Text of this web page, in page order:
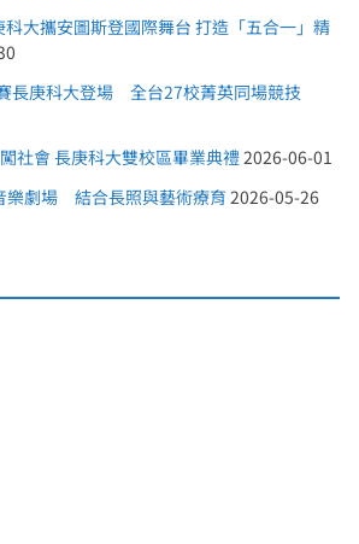
大攜安圖斯登國際舞台 打造「五合一」精
長庚科大登場 全台27校菁英同場競技
社會 長庚科大雙校區畢業典禮 2026-06-01
樂劇場 結合長照與藝術療育 2026-05-26